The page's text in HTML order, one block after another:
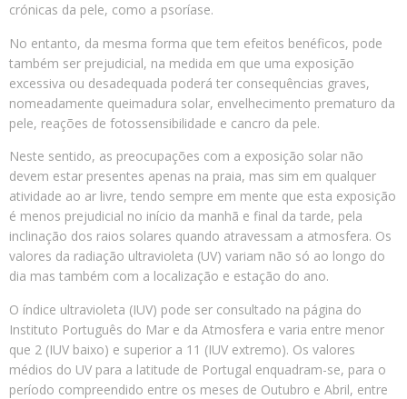
crónicas da pele, como a psoríase.
No entanto, da mesma forma que tem efeitos benéficos, pode
também ser prejudicial, na medida em que uma exposição
excessiva ou desadequada poderá ter consequências graves,
nomeadamente queimadura solar, envelhecimento prematuro da
pele, reações de fotossensibilidade e cancro da pele.
Neste sentido, as preocupações com a exposição solar não
devem estar presentes apenas na praia, mas sim em qualquer
atividade ao ar livre, tendo sempre em mente que esta exposição
é menos prejudicial no início da manhã e final da tarde, pela
inclinação dos raios solares quando atravessam a atmosfera. Os
valores da radiação ultravioleta (UV) variam não só ao longo do
dia mas também com a localização e estação do ano.
O índice ultravioleta (IUV) pode ser consultado na página do
Instituto Português do Mar e da Atmosfera e varia entre menor
que 2 (IUV baixo) e superior a 11 (IUV extremo). Os valores
médios do UV para a latitude de Portugal enquadram-se, para o
período compreendido entre os meses de Outubro e Abril, entre